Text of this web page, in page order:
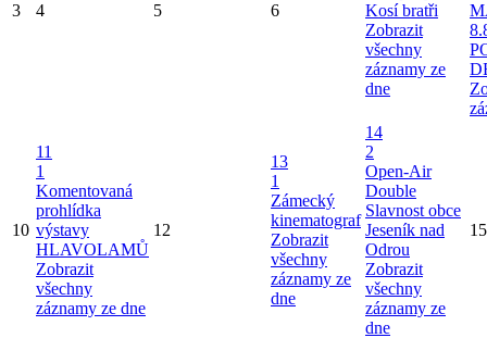
3 4 5 6
Kosí bratři
Zobrazit
všechny
záznamy ze
dne
10
11
1
Komentovaná
prohlídka
výstavy
HLAVOLAMŮ
Zobrazit
všechny
záznamy ze dne
12
13
1
Zámecký
kinematograf
Zobrazit
všechny
záznamy ze
dne
14
2
Open-Air
Double
Slavnost obce
Jeseník nad
Odrou
Zobrazit
všechny
záznamy ze
dne
15